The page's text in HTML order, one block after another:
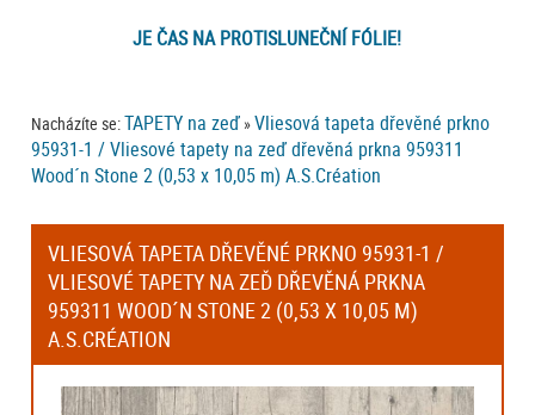
JE ČAS NA PROTISLUNEČNÍ FÓLIE!
Nacházíte se:TAPETY na zeď »Vliesová tapeta dřevěné prkno
95931-1 / Vliesové tapety na zeď dřevěná prkna 959311
Wood´n Stone 2 (0,53 x 10,05 m) A.S.Création
VLIESOVÁ TAPETA DŘEVĚNÉ PRKNO 95931-1 /
VLIESOVÉ TAPETY NA ZEĎ DŘEVĚNÁ PRKNA
959311 WOOD´N STONE 2 (0,53 X 10,05 M)
A.S.CRÉATION